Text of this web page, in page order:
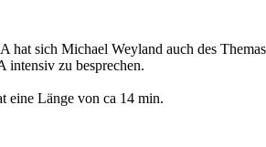
sich Michael Weyland auch des
intensiv zu besprechen.
eine Länge von ca 14 min.